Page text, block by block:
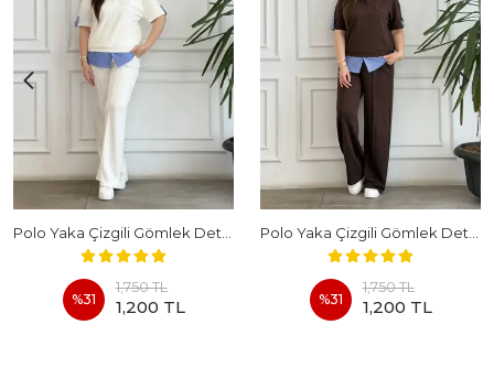
%31
1,750 TL
1,200 TL %31
1,750 TL
1,200 TL